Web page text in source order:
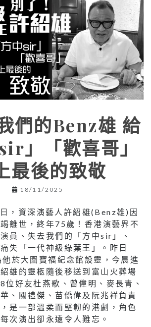
們的Benz雄 給
」「歡喜哥」
最後的致敬
18/11/2025
，資深演藝人許紹雄(Benz雄)因
離世，終年75歲！香港演藝界不
員、失去我們的「方中sir」、
失「一代神級綠葉王」。昨日
他於大圍寶福紀念館設靈，今晨進
雄的靈柩隨後移送到富山火葬場
位好友杜燕歌、曾偉明、麥長青、
、關禮傑、苗僑偉及阮兆祥負責
是一部溫柔而堅韌的港劇，角色
次演出卻永遠令人難忘。